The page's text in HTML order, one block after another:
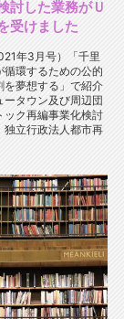
討した業務がＵ
受けました
年3月号）「千里
循環するための公的
を夢想する」で紹介
ータウン及び周辺団
ック再編事業化検討
独立行政法人都市再